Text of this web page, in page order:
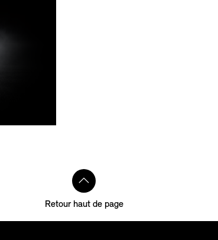
Retour haut de page